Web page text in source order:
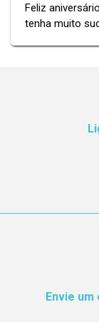
Feliz
tenha muito
Envie um